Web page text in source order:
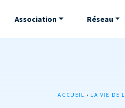
Association Réseau
ACCUEIL › LA VIE DE